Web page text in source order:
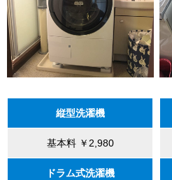
縦型洗濯機
基本料 ￥2,980
ドラム式洗濯機